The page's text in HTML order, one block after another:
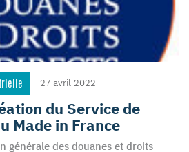
27 avril 2022
du Service de
Made in France
générale des douanes et droits